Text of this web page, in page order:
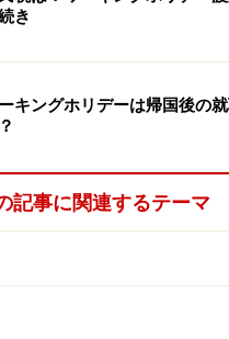
き
キングホリデーは帰国後の
記事に関連するテーマ